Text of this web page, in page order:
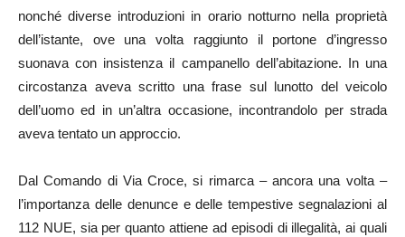
nonché diverse introduzioni in orario notturno nella proprietà
dell’istante, ove una volta raggiunto il portone d’ingresso
suonava con insistenza il campanello dell’abitazione. In una
circostanza aveva scritto una frase sul lunotto del veicolo
dell’uomo ed in un’altra occasione, incontrandolo per strada
aveva tentato un approccio.
Dal Comando di Via Croce, si rimarca – ancora una volta –
l’importanza delle denunce e delle tempestive segnalazioni al
112 NUE, sia per quanto attiene ad episodi di illegalità, ai quali